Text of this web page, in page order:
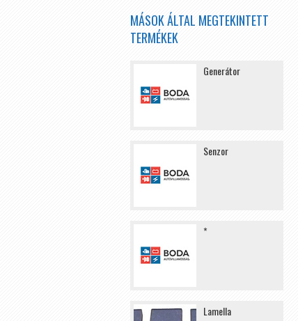
MÁSOK ÁLTAL MEGTEKINTETT
TERMÉKEK
Generátor
Senzor
*
Lamella